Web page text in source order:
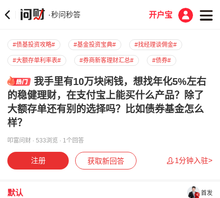
·秒问秒答 开户宝
#债基投资攻略# #基金投资宝典# #找经理谈佣金#
#大额存单利率表# #券商新客理财汇总# #债券#
#存单知识专栏# #支付宝稳健理财攻略#
我手里有10万块闲钱，想找年化5%左右
的稳健理财，在支付宝上能买什么产品？除了
大额存单还有别的选择吗？比如债券基金怎么
样？
叩富问财 · 533浏览 · 1个回答
注册 获取新回答 1分钟入驻>
默认 首发